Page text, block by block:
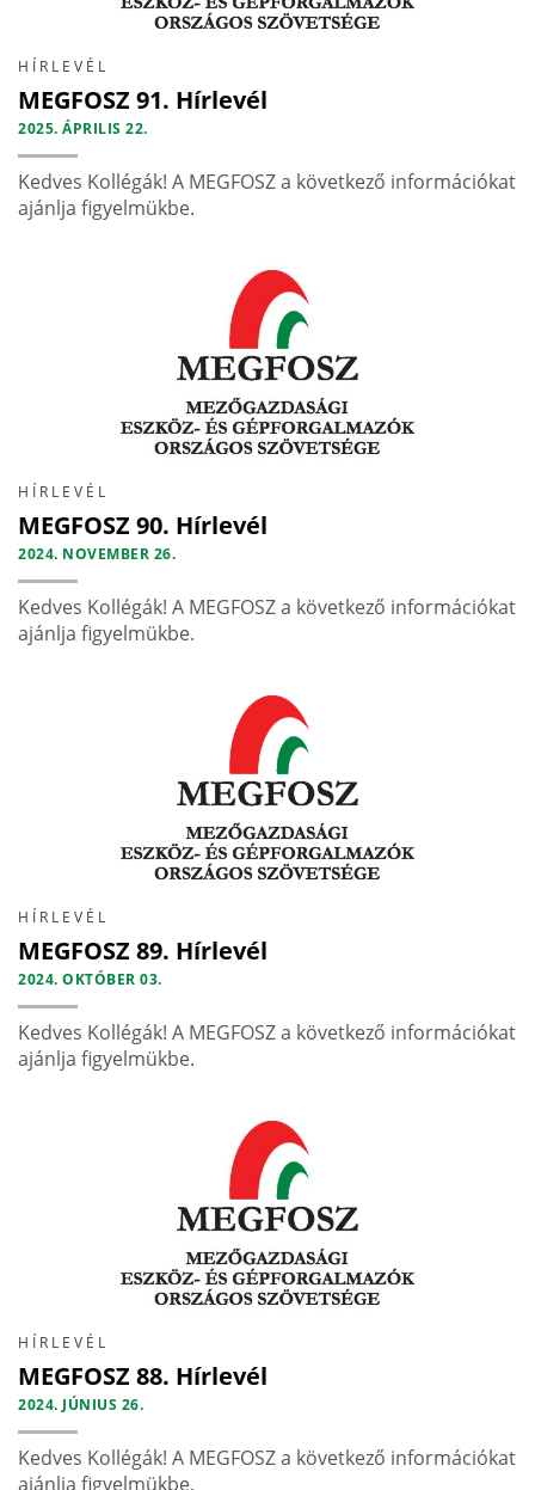
HÍRLEVÉL
MEGFOSZ 91. Hírlevél
2025. ÁPRILIS 22.
Kedves Kollégák! A MEGFOSZ a következő információkat
ajánlja figyelmükbe.
HÍRLEVÉL
MEGFOSZ 90. Hírlevél
2024. NOVEMBER 26.
Kedves Kollégák! A MEGFOSZ a következő információkat
ajánlja figyelmükbe.
HÍRLEVÉL
MEGFOSZ 89. Hírlevél
2024. OKTÓBER 03.
Kedves Kollégák! A MEGFOSZ a következő információkat
ajánlja figyelmükbe.
HÍRLEVÉL
MEGFOSZ 88. Hírlevél
2024. JÚNIUS 26.
Kedves Kollégák! A MEGFOSZ a következő információkat
ajánlja figyelmükbe.